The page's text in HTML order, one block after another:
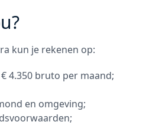
kun je rekenen op:
4.350 bruto per maand;
en omgeving;